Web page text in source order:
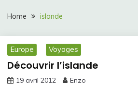
Home islande
Europe Voyages
Découvrir l’islande
19 avril 2012 Enzo